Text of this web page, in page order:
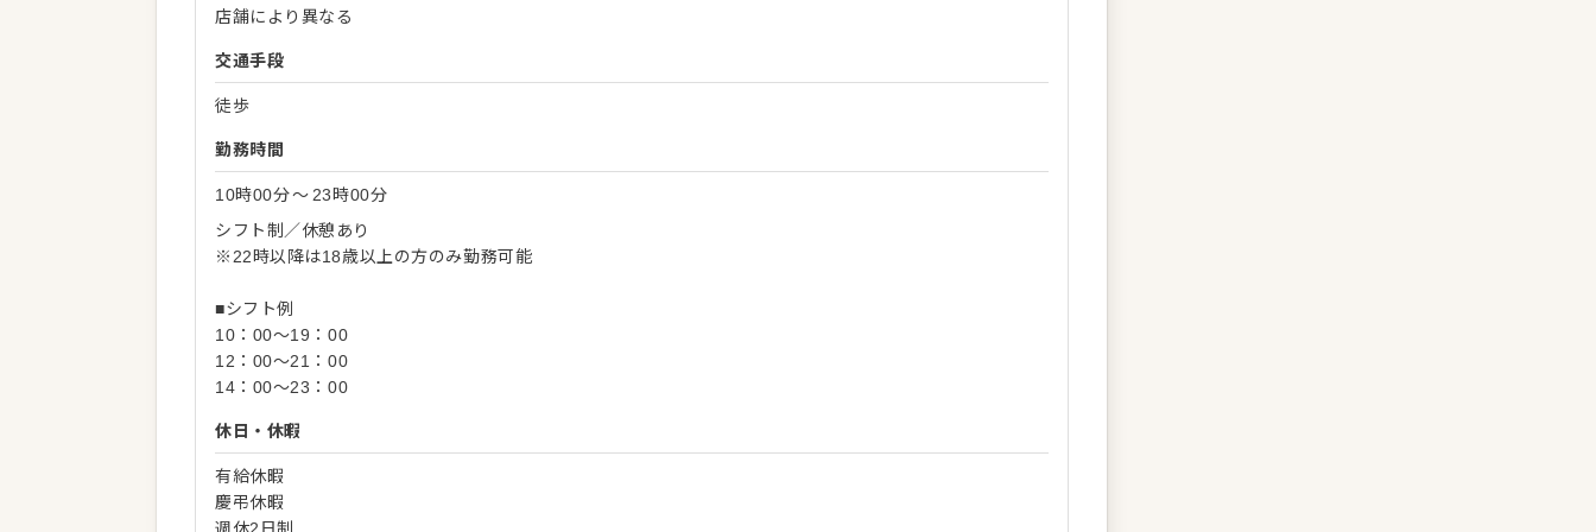
店舗により異なる
交通手段
徒歩
勤務時間
10時00分〜 23時00分
シフト制／休憩あり
※22時以降は18歳以上の方のみ勤務可能
■シフト例
10：00～19：00
12：00～21：00
14：00～23：00
休日・休暇
有給休暇
慶弔休暇